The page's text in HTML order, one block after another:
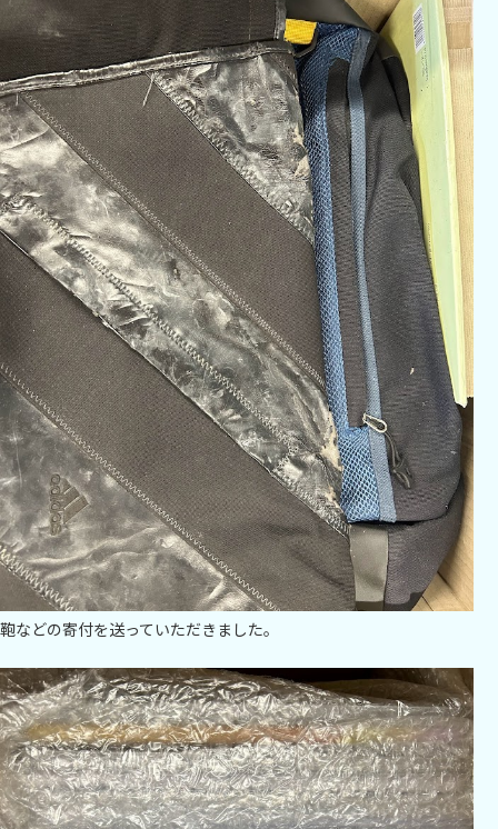
鞄などの寄付を送っていただきました。